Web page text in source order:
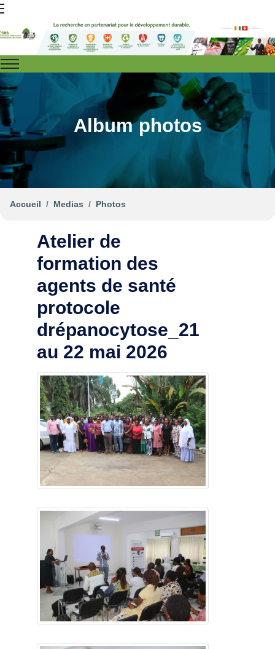
Album photos
Accueil Medias Photos
Atelier de
formation des
agents de santé
protocole
drépanocytose_21
au 22 mai 2026